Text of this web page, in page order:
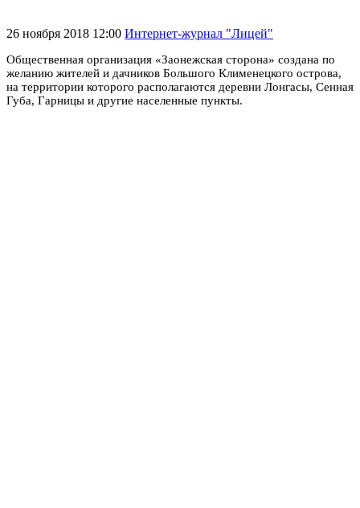
26 ноября 2018 12:00 Интернет-журнал "Лицей"
Общественная организация «Заонежская сторона» создана по
желанию жителей и дачников Большого Клименецкого острова,
на территории которого располагаются деревни Лонгасы, Сенная
Губа, Гарницы и другие населенные пункты.